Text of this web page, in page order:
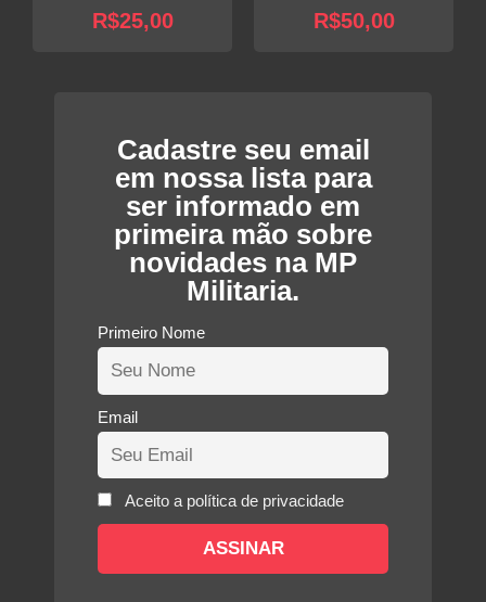
R$25,00 R$50,00
Cadastre seu email
em nossa lista para
ser informado em
primeira mão sobre
novidades na MP
Militaria.
Primeiro Nome
Email
Aceito a política de privacidade